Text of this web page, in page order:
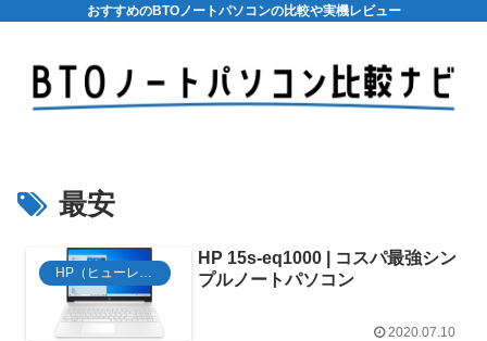
おすすめのBTOノートパソコンの比較や実機レビュー
最安
HP（ヒューレット・パッカード）
HP 15s-eq1000 | コスパ最強シン
プルノートパソコン
2020.07.10